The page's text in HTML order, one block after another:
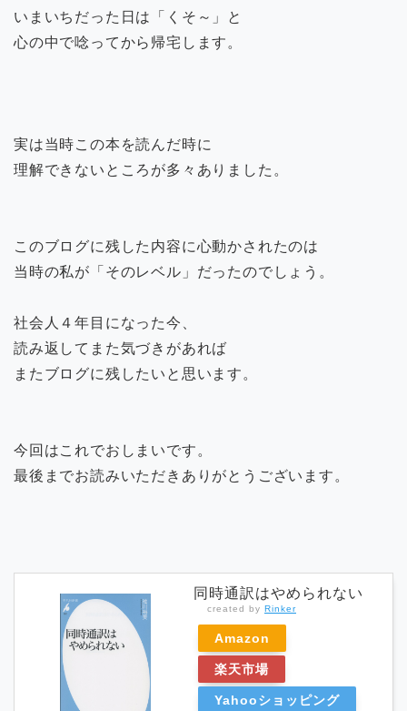
いまいちだった日は「くそ～」と
心の中で唸ってから帰宅します。
実は当時この本を読んだ時に
理解できないところが多々ありました。
このブログに残した内容に心動かされたのは
当時の私が「そのレベル」だったのでしょう。
社会人４年目になった今、
読み返してまた気づきがあれば
またブログに残したいと思います。
今回はこれでおしまいです。
最後までお読みいただきありがとうございます。
同時通訳はやめられない
created by Rinker
Amazon
楽天市場
Yahooショッピング